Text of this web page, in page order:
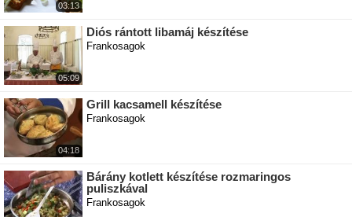
03:13
05:09
Diós rántott libamáj készítése
Frankosagok
04:18
Grill kacsamell készítése
Frankosagok
Bárány kotlett készítése rozmaringos
puliszkával
Frankosagok